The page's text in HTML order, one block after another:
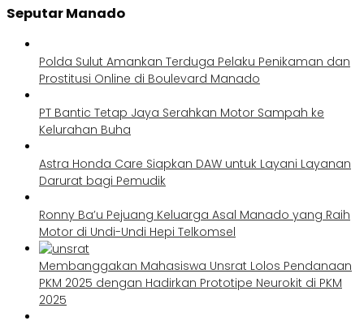
Seputar Manado
Polda Sulut Amankan Terduga Pelaku Penikaman dan
Prostitusi Online di Boulevard Manado
PT Bantic Tetap Jaya Serahkan Motor Sampah ke
Kelurahan Buha
Astra Honda Care Siapkan DAW untuk Layani Layanan
Darurat bagi Pemudik
Ronny Ba’u Pejuang Keluarga Asal Manado yang Raih
Motor di Undi-Undi Hepi Telkomsel
Membanggakan Mahasiswa Unsrat Lolos Pendanaan
PKM 2025 dengan Hadirkan Prototipe Neurokit di PKM
2025